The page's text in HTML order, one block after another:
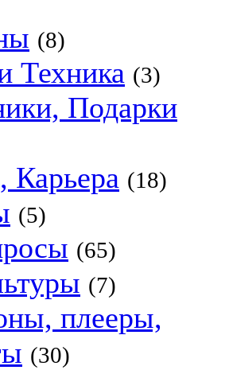
(8)
Техника (3)
Подарки
Карьера (18)
(5)
(65)
(7)
плееры,
(30)